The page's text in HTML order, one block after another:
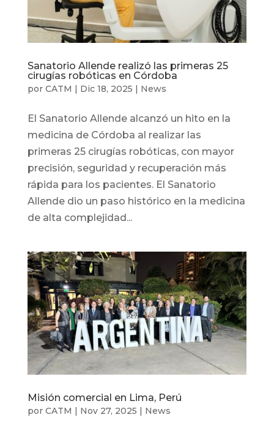
Sanatorio Allende realizó las primeras 25
cirugías robóticas en Córdoba
por CATM | Dic 18, 2025 | News
El Sanatorio Allende alcanzó un hito en la
medicina de Córdoba al realizar las
primeras 25 cirugías robóticas, con mayor
precisión, seguridad y recuperación más
rápida para los pacientes. El Sanatorio
Allende dio un paso histórico en la medicina
de alta complejidad...
Misión comercial en Lima, Perú
por CATM | Nov 27, 2025 | News